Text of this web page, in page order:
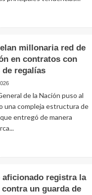
millonaria red de
en contratos con
regalías
de la Nación puso al
una compleja estructura de
entregó de manera
aficionado registra la
un guarda de